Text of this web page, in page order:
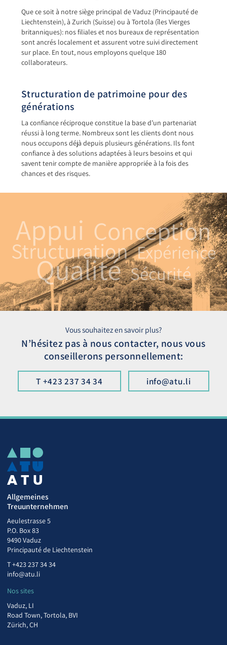
Que ce soit à notre siège principal de Vaduz (Principauté de
Liechtenstein), à Zurich (Suisse) ou à Tortola (îles Vierges
britanniques): nos filiales et nos bureaux de représentation
sont ancrés localement et assurent votre suivi directement
sur place. En tout, nous employons quelque 180
collaborateurs.
Structuration de patrimoine pour des
générations
La confiance réciproque constitue la base d’un partenariat
réussi à long terme. Nombreux sont les clients dont nous
nous occupons déjà depuis plusieurs générations. Ils font
confiance à des solutions adaptées à leurs besoins et qui
savent tenir compte de manière appropriée à la fois des
chances et des risques.
Appui Conception
Structuration Expérience
Qualité Sécurité
Vous souhaitez en savoir plus?
N’hésitez pas à nous contacter, nous vous
conseillerons personnellement:
T +423 237 34 34 info@atu.li
Allgemeines
Treuunternehmen
Aeulestrasse 5
P.O. Box 83
9490 Vaduz
Principauté de Liechtenstein
T+423 237 34 34
info@atu.li
Nos sites
Vaduz, LI
Road Town, Tortola, BVI
Zürich, CH